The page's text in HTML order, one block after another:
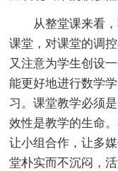
从整堂课来看，
课堂，对课堂的调
又注意为学生创设
能更好地进行数学
习。课堂教学必须
效性是教学的生命
让小组合作，让多
堂朴实而不沉闷，